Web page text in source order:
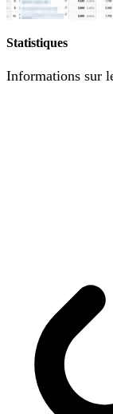
Statistiques
Informations sur